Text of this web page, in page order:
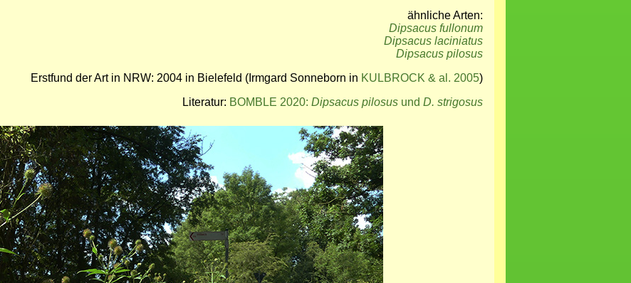
ähnliche Arten:
Dipsacus fullonum
Dipsacus laciniatus
Dipsacus pilosus
Erstfund der Art in NRW: 2004 in Bielefeld (Irmgard Sonneborn in KULBROCK & al. 2005)
Literatur: BOMBLE 2020: Dipsacus pilosus und D. strigosus